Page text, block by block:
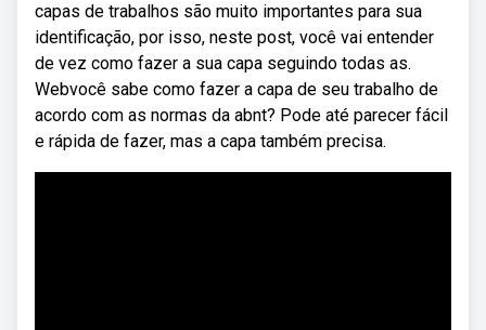
capas de trabalhos são muito importantes para sua
identificação, por isso, neste post, você vai entender
de vez como fazer a sua capa seguindo todas as.
Webvocê sabe como fazer a capa de seu trabalho de
acordo com as normas da abnt? Pode até parecer fácil
e rápida de fazer, mas a capa também precisa.